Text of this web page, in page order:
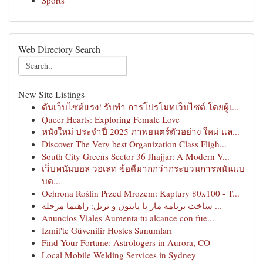
Web Directory Search
New Site Listings
ดันเว็บไซต์แรง! รับทำ การโปรโมทเว็บไซต์ โดยผู้เ...
Queer Hearts: Exploring Female Love
หนังใหม่ ประจำปี 2025 ภาพยนตร์ตัวอย่าง ใหม่ แล...
Discover The Very best Organization Class Fligh...
South City Greens Sector 36 Jhajjar: A Modern V...
เว็บพนันบอล วอเลท ข้อดีมากกว่ากระบวนการพนันแบ
บด...
Ochrona Roślin Przed Mrozem: Kaptury 80x100 - T...
ساخت برنامه مار با پایتون و ترتل: راهنما مرحله ...
Anuncios Viales Aumenta tu alcance con fue...
İzmit'te Güvenilir Hostes Sunumları
Find Your Fortune: Astrologers in Aurora, CO
Local Mobile Welding Services in Sydney